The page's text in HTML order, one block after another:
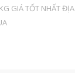
GIÁ TỐT NHẤT ĐỊA